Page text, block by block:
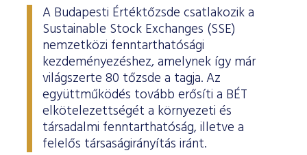
A Budapesti Értéktőzsde csatlakozik a
Sustainable Stock Exchanges (SSE)
nemzetközi fenntarthatósági
kezdeményezéshez, amelynek így már
világszerte 80 tőzsde a tagja. Az
együttműködés tovább erősíti a BÉT
elkötelezettségét a környezeti és
társadalmi fenntarthatóság, illetve a
felelős társaságirányítás iránt.